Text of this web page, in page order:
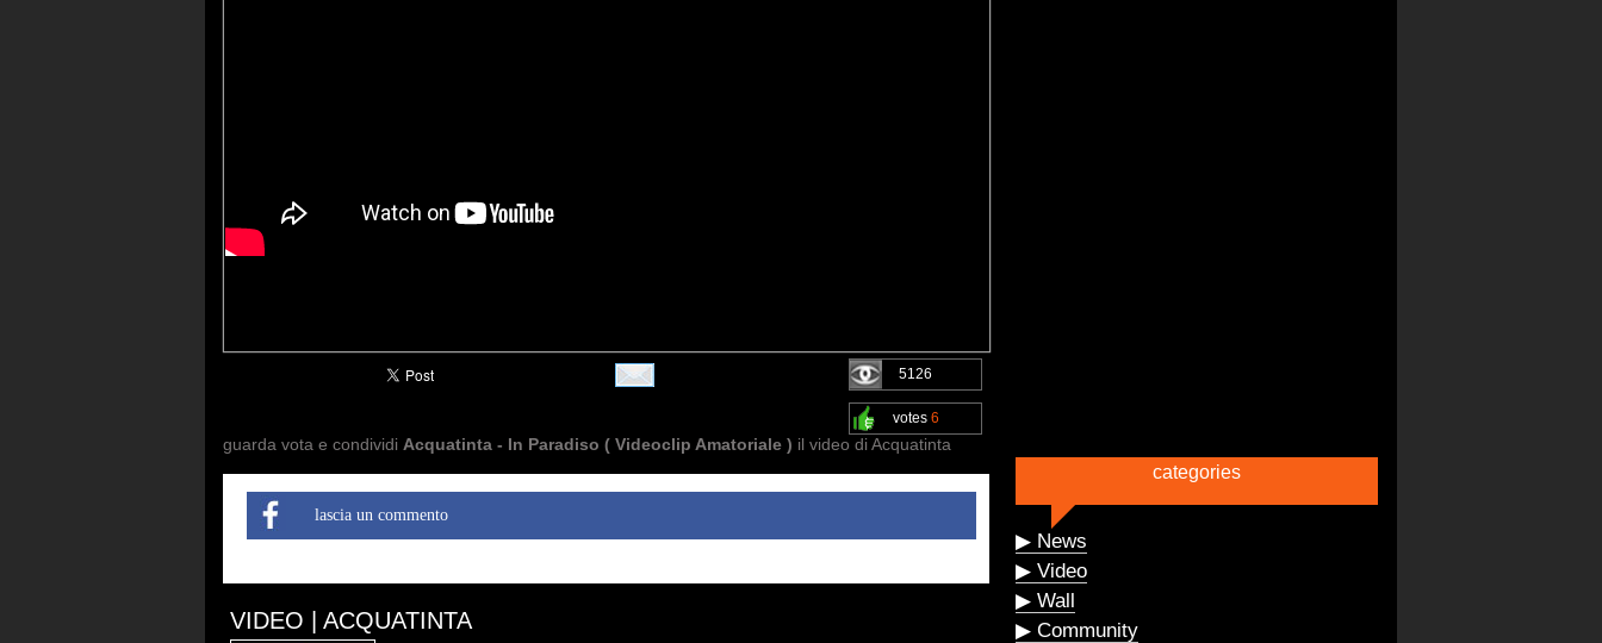
5126
votes 6
guarda vota e condividi Acquatinta - In Paradiso ( Videoclip Amatoriale ) il video di Acquatinta
lascia un commento
VIDEO | ACQUATINTA
categories
▶ News
▶ Video
▶ Wall
▶ Community